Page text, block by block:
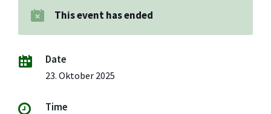
This event has ended
Date
23. Oktober 2025
Time